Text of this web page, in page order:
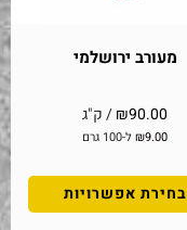
מעורב ירושלמי
₪90.00 / ק"ג
₪9.00 ל-100 גרם
בחירת אפשרויות